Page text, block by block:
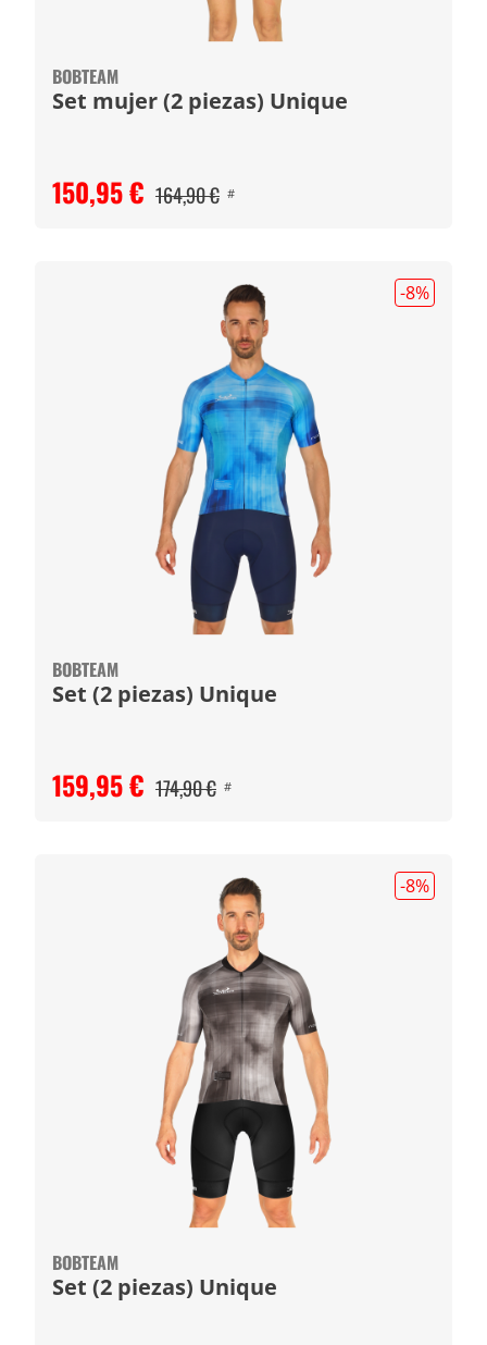
BOBTEAM
Set mujer (2 piezas) Unique
150,95 € 164,90 € #
-8%
BOBTEAM
Set (2 piezas) Unique
159,95 € 174,90 € #
-8%
BOBTEAM
Set (2 piezas) Unique